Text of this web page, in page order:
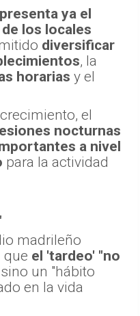
ya el
los locales
diversificar
, la
horarias y el
el
nocturnas
a nivel
para la actividad
madrileño
que el 'tardeo' "no
sino un "hábito
en la vida